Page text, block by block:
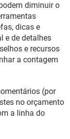
diminuir o
dicas e
e de detalhes
e recursos
a contagem
(por
no orçamento
a linha do